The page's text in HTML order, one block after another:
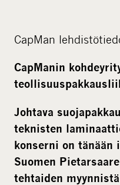
m
d
i
CapMan
CapManin
Johtava
teknisten
konserni on tänään
Suomen
tehtaiden